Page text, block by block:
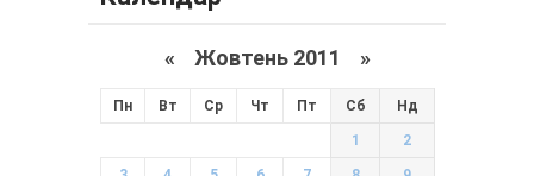
« Жовтень 2011 »
Пн Вт Ср Чт Пт Сб Нд
1 2